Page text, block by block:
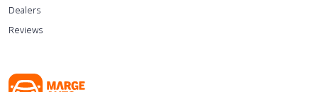
Dealers
Reviews